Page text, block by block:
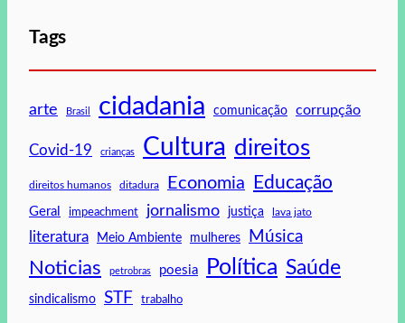
Tags
arte Brasil cidadania comunicação corrupção
Covid-19 crianças Cultura direitos
direitos humanos ditadura Economia Educação
Geral impeachment jornalismo justiça lava jato
literatura Meio Ambiente mulheres Música
Noticias petrobras poesia Política Saúde
sindicalismo STF trabalho